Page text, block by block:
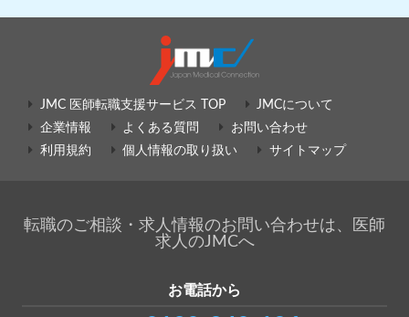
JMC 医師転職支援サービス TOP
JMCについて
企業情報
よくある質問
お問い合わせ
利用規約
個人情報の取り扱い サイトマップ
転職のご相談・求人情報のお問い合わせは、医師
求人のJMCへ
お電話から